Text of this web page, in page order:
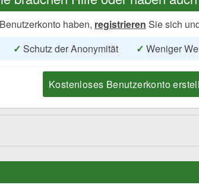
haben, registrieren Sie sich
✓ Schutz der Anonymität ✓ Weniger
Kostenloses Benutzerkonto